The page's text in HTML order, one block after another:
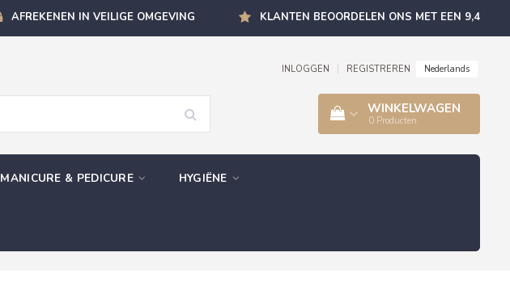
AFREKENEN IN VEILIGE OMGEVING KLANTEN BEOORDELEN ONS MET EEN 9,4
INLOGGEN REGISTREREN Nederlands
WINKELWAGEN
0 Producten
MANICURE & PEDICURE HYGIËNE